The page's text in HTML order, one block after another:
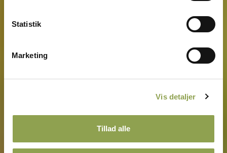
Statistik
Marketing
Vis detaljer
Tillad alle